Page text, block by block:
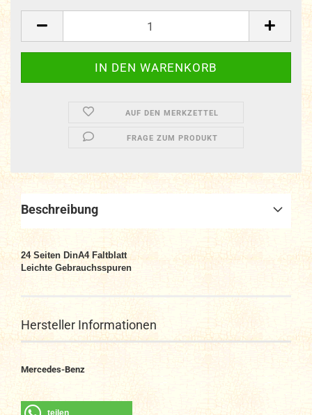
AUF DEN MERKZETTEL
FRAGE ZUM PRODUKT
Beschreibung
24 Seiten DinA4Faltblatt
Leichte Gebrauchsspuren
Hersteller Informationen
Mercedes-Benz
teilen